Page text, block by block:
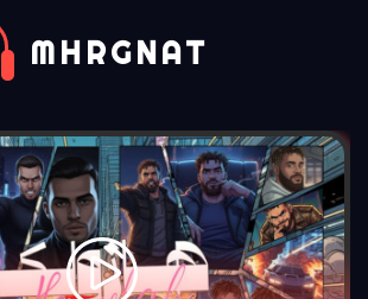
MHRGNAT